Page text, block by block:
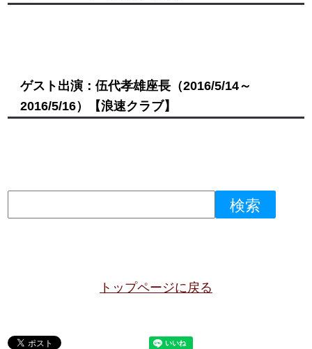
ゲスト出演：伍代孝雄座長（2016/5/14～
2016/5/16）
【浪速クラブ】
トップページに戻る